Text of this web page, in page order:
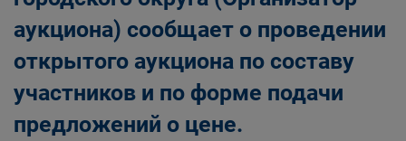
аукциона) сообщает о проведении
открытого аукциона по составу
участников и по форме подачи
предложений о цене.